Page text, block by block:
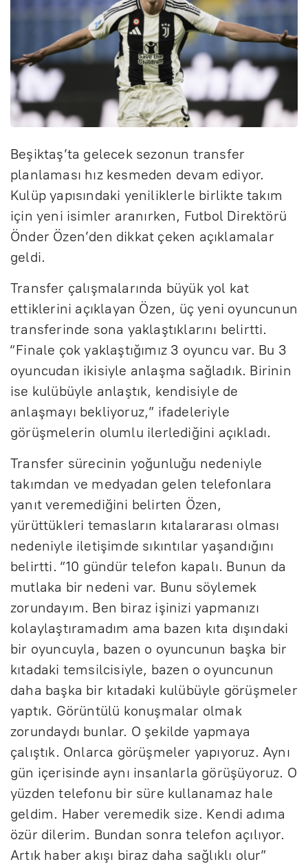
Beşiktaş’ta gelecek sezonun transfer
planlaması hız kesmeden devam ediyor.
Kulüp yapısındaki yeniliklerle birlikte takım
için yeni isimler aranırken, Futbol Direktörü
Önder Özen’den dikkat çeken açıklamalar
geldi.
Transfer çalışmalarında büyük yol kat
ettiklerini açıklayan Özen, üç yeni oyuncunun
transferinde sona yaklaştıklarını belirtti.
“Finale çok yaklaştığımız 3 oyuncu var. Bu 3
oyuncudan ikisiyle anlaşma sağladık. Birinin
ise kulübüyle anlaştık, kendisiyle de
anlaşmayı bekliyoruz,” ifadeleriyle
görüşmelerin olumlu ilerlediğini açıkladı.
Transfer sürecinin yoğunluğu nedeniyle
takımdan ve medyadan gelen telefonlara
yanıt veremediğini belirten Özen,
yürüttükleri temasların kıtalararası olması
nedeniyle iletişimde sıkıntılar yaşandığını
belirtti. “10 gündür telefon kapalı. Bunun da
mutlaka bir nedeni var. Bunu söylemek
zorundayım. Ben biraz işinizi yapmanızı
kolaylaştıramadım ama bazen kıta dışındaki
bir oyuncuyla, bazen o oyuncunun başka bir
kıtadaki temsilcisiyle, bazen o oyuncunun
daha başka bir kıtadaki kulübüyle görüşmeler
yaptık. Görüntülü konuşmalar olmak
zorundaydı bunlar. O şekilde yapmaya
çalıştık. Onlarca görüşmeler yapıyoruz. Aynı
gün içerisinde aynı insanlarla görüşüyoruz. O
yüzden telefonu bir süre kullanamaz hale
geldim. Haber veremedik size. Kendi adıma
özür dilerim. Bundan sonra telefon açılıyor.
Artık haber akışı biraz daha sağlıklı olur”